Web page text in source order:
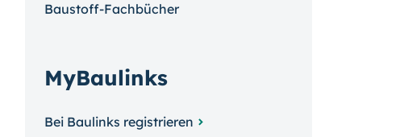
Baustoff-Fachbücher
MyBaulinks
Bei Baulinks registrieren